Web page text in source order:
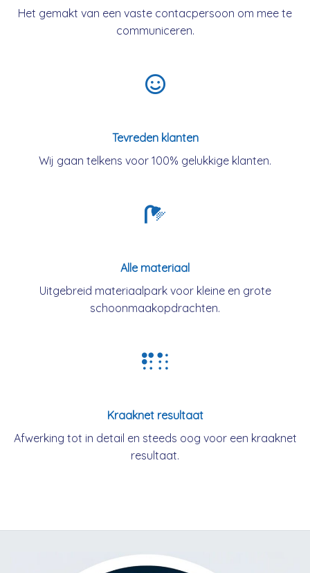
Het gemakt van een vaste contacpersoon om mee te
communiceren.
Tevreden klanten
Wij gaan telkens voor 100% gelukkige klanten.
Alle materiaal
Uitgebreid materiaalpark voor kleine en grote
schoonmaakopdrachten.
Kraaknet resultaat
Afwerking tot in detail en steeds oog voor een kraaknet
resultaat.